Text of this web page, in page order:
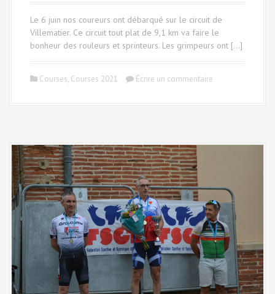
Le 6 juin nos coureurs ont débarqué sur le circuit de
Villematier. Ce circuit tout plat de 9,1 km va faire le
bonheur des rouleurs et sprinteurs. Les grimpeurs ont […]
Courses, Courses 2021 Écrire un commentaire